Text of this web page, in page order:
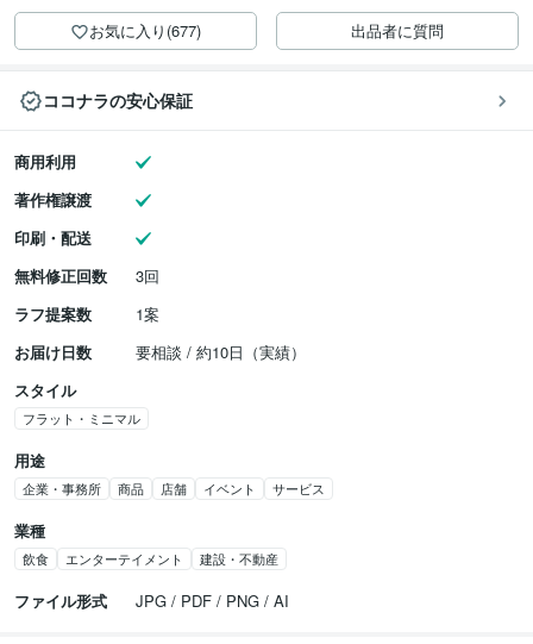
お気に入り(677) 出品者に質問
ココナラの安心保証
商用利用
著作権譲渡
印刷・配送
無料修正回数
3回
ラフ提案数
1案
お届け日数
要相談 / 約10日（実績）
スタイル
フラット・ミニマル
用途
企業・事務所 商品 店舗 イベント サービス
業種
飲食 エンターテイメント 建設・不動産
ファイル形式 JPG / PDF / PNG / AI